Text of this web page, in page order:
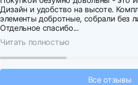
г. Самара
г. Волгоград
г. Уфа
г. Екатеринбург
Выберите файл
Нельзя загрузить более 3 файлов
Дизайн и удобство на высоте.
элементы добротные, собрали без
Отдельное спасибо...
Читать полностью
Все отзывы